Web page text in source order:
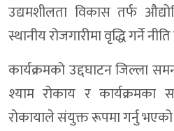
खर्च प्रगतिमा
ठूलीभेरी
समाजसेवी बैजीले गरे
जिल्ला कृषि विकास
डोल्पा अदालतकाे
उद्यमशीलता विकास तर्फ
स्थानीय रोजगारीमा वृद्धि गर्ने
कार्यक्रमको उद्दघाटन जिल्ला
श्याम रोकाय र कार्यक्रमका
रोकायाले संयुक्त रूपमा गर्नु भएको